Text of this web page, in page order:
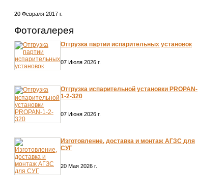
20 Февраля 2017 г.
Фотогалерея
Отгрузка партии испарительных установок
07 Июля 2026 г.
Отгрузка испарительной установки PROPAN-
1-2-320
07 Июня 2026 г.
Изготовление, доставка и монтаж АГЗС для
СУГ
20 Мая 2026 г.